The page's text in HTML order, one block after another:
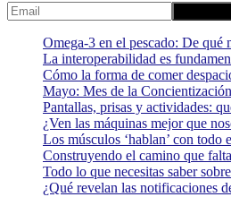
Omega-3 en el pescado: De qué
La interoperabilidad es
Cómo la forma de comer
Mayo: Mes de la
Pantallas, prisas y actividades:
¿Ven las máquinas mejor que
Los músculos ‘hablan’ con
Construyendo el camino que
Todo lo que necesitas saber
¿Qué revelan las notificaciones